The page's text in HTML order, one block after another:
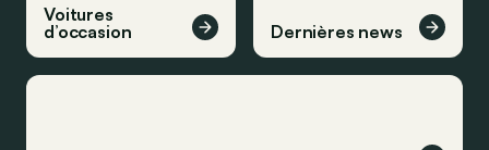
Voitures
d’occasion
Dernières news